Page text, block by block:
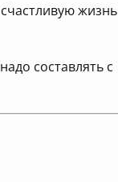
жизнь
составлять с